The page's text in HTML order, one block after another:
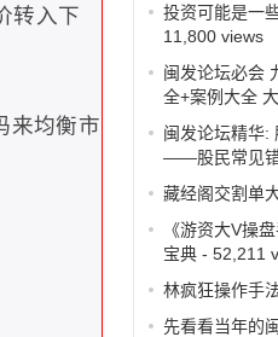
转入下
来均衡市
投资可能是一
11,800 views
闽发论坛必会
全+案例大全
闽发论坛精华:
——股民常见
藏经阁交割单
《游资大V操
宝典- 52,211
林疯狂操作手
先看看当年的